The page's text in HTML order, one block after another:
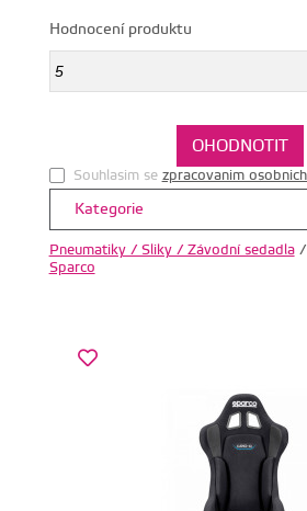
Hodnocení produktu
Souhlasim se zpracovanim
Kategorie
Pneumatiky / Sliky / Závodní sedadla/
Sparco